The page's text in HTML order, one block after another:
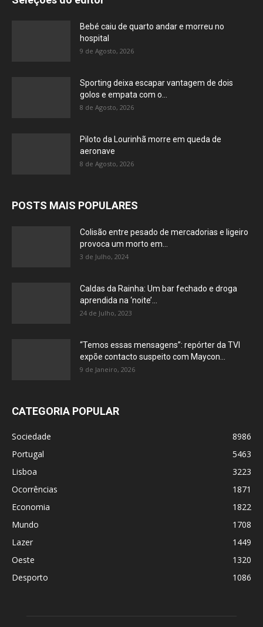
Bebé caiu de quarto andar e morreu no
hospital
9 de Agosto, 2026
Sporting deixa escapar vantagem de dois
golos e empata com o...
8 de Agosto, 2026
Piloto da Lourinhã morre em queda de
aeronave
8 de Agosto, 2026
POSTS MAIS POPULARES
Colisão entre pesado de mercadorias e ligeiro
provoca um morto em...
3 de Julho, 2024
Caldas da Rainha: Um bar fechado e droga
aprendida na ‘noite’...
24 de Julho, 2023
“Temos essas mensagens”: repórter da TVI
expõe contacto suspeito com Maycon...
9 de Janeiro, 2026
CATEGORIA POPULAR
Sociedade
8986
Portugal
5463
Lisboa
3223
Ocorrências
1871
Economia
1822
Mundo
1708
Lazer
1449
Oeste
1320
Desporto
1086